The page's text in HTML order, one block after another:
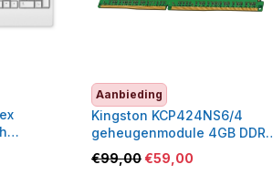
Aanbieding
Kingston KCP424NS6/4
geheugenmodule 4GB DDR4
RAM 2400 MHz
€99,00€59,00